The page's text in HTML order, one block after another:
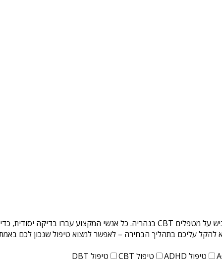
על מטפלים CBT בנהריה
. כל אנשי המקצוע עברו בדיקה יסודית,
להקל עליכם בתהליך הבחירה – לאפשר למצוא טיפול שנכון לכם
טיפול ADHD טיפול CBT טיפול DBT